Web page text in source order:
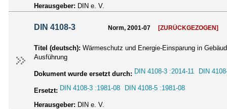
Herausgeber: DIN e. V.
DIN 4108-3 Norm, 2001-07 [ZURÜCKGEZOGEN]
Titel (deutsch): Wärmeschutz und Energie-Einsparung in
Ausführung
Dokument wurde ersetzt durch: DIN 4108-3 :2014-11 DIN
Ersetzt: DIN 4108-3 :1981-08 DIN 4108-5 :1981-08
Herausgeber: DIN e. V.